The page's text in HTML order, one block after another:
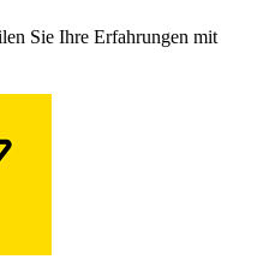
Sie Ihre Erfahrungen mit